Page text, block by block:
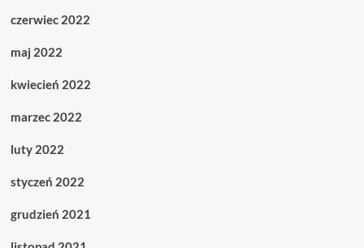
czerwiec 2022
maj 2022
kwiecień 2022
marzec 2022
luty 2022
styczeń 2022
grudzień 2021